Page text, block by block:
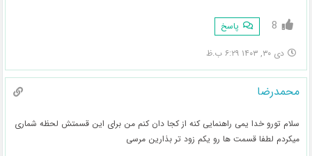
8 پاسخ
دی ۳۰, ۱۴۰۳ ۶:۲۹ ب.ظ
محمدرضا
سلام تورو خدا یمی راهنمایی کنه از کجا دان کنم من برای این قسمتش لحظه شماری
میکردم لطفا قسمت ها رو یکم زود تر بذارین مرسی